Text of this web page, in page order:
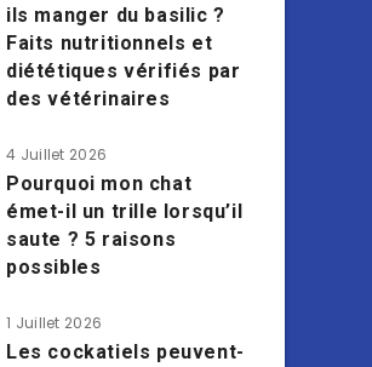
ils manger du basilic ?
Faits nutritionnels et
diététiques vérifiés par
des vétérinaires
4 Juillet 2026
Pourquoi mon chat
émet-il un trille lorsqu’il
saute ? 5 raisons
possibles
1 Juillet 2026
Les cockatiels peuvent-